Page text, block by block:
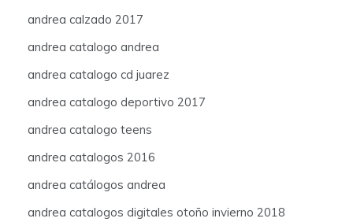
andrea calzado 2017
andrea catalogo andrea
andrea catalogo cd juarez
andrea catalogo deportivo 2017
andrea catalogo teens
andrea catalogos 2016
andrea catálogos andrea
andrea catalogos digitales otoño invierno 2018